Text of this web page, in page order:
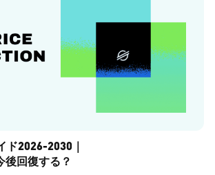
ド2026-2030｜
後回復する？